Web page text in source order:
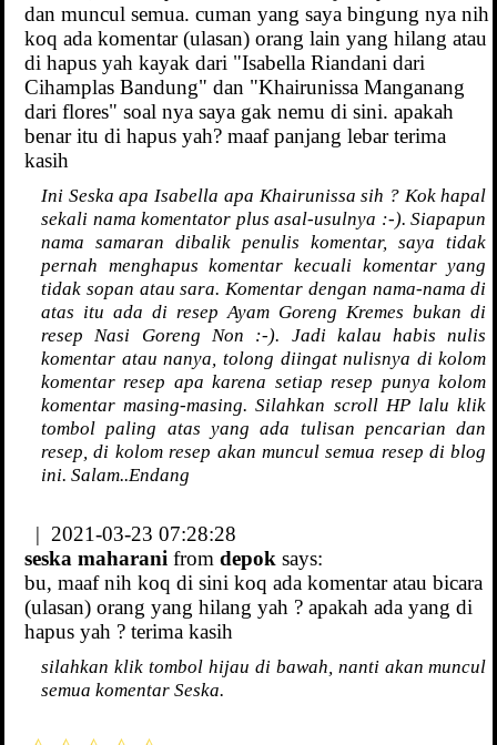
dan muncul semua. cuman yang saya bingung nya nih
koq ada komentar (ulasan) orang lain yang hilang atau
di hapus yah kayak dari "Isabella Riandani dari
Cihamplas Bandung" dan "Khairunissa Manganang
dari flores" soal nya saya gak nemu di sini. apakah
benar itu di hapus yah? maaf panjang lebar terima
kasih
Ini Seska apa Isabella apa Khairunissa sih ? Kok hapal
sekali nama komentator plus asal-usulnya :-). Siapapun
nama samaran dibalik penulis komentar, saya tidak
pernah menghapus komentar kecuali komentar yang
tidak sopan atau sara. Komentar dengan nama-nama di
atas itu ada di resep Ayam Goreng Kremes bukan di
resep Nasi Goreng Non :-). Jadi kalau habis nulis
komentar atau nanya, tolong diingat nulisnya di kolom
komentar resep apa karena setiap resep punya kolom
komentar masing-masing. Silahkan scroll HP lalu klik
tombol paling atas yang ada tulisan pencarian dan
resep, di kolom resep akan muncul semua resep di blog
ini. Salam..Endang
| 2021-03-23 07:28:28
seska maharani from depok says:
bu, maaf nih koq di sini koq ada komentar atau bicara
(ulasan) orang yang hilang yah ? apakah ada yang di
hapus yah ? terima kasih
silahkan klik tombol hijau di bawah, nanti akan muncul
semua komentar Seska.